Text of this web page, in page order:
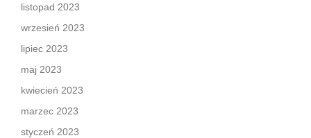
listopad 2023
wrzesień 2023
lipiec 2023
maj 2023
kwiecień 2023
marzec 2023
styczeń 2023